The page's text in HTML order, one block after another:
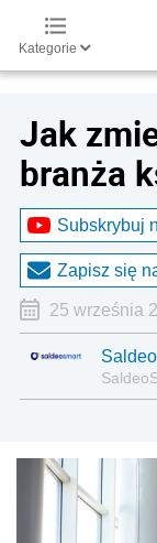
Kategorie
Jak
branża
Subskrybuj
Zapisz się
25 września